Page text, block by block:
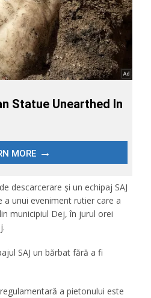
descarcerare și un echipaj SAJ
unui eveniment rutier care a
municipiul Dej, în jurul orei
SAJ un bărbat fără a fi
a pietonului este